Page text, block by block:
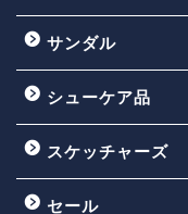
サンダル
シューケア品
スケッチャーズ
セール